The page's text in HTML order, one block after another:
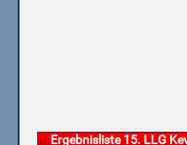
Ergebnisliste 15. LLG